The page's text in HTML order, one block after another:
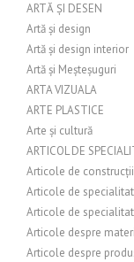
ARTĂ ȘI DESEN
Artă și design
Artă și design interior
Artă și Meșteșuguri
ARTA VIZUALA
ARTE PLASTICE
Arte și cultură
ARTICOL DE
Articole de
Articole de
Articole de
Articole despre
Articole despre